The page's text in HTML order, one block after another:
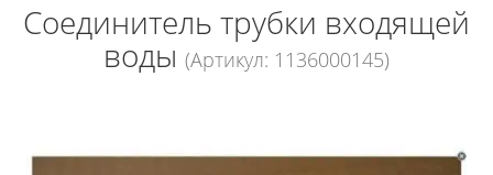
Соединитель трубки входящей
воды (Артикул: 1136000145)